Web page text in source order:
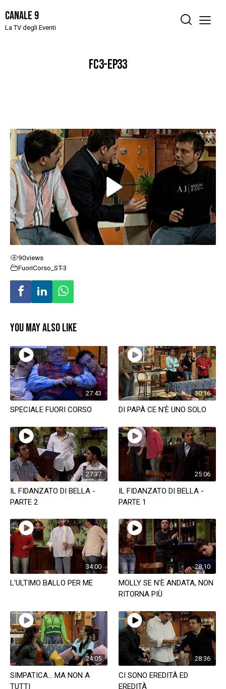
Canale 9
La TV degli Eventi
FC3-EP33
90views
FuoriCorso_ST-3
YOU MAY ALSO LIKE
27:43
SPECIALE FUORI CORSO
30:16
DI PAPÀ CE N'È UNO SOLO
27:37
IL FIDANZATO DI BELLA -
PARTE 2
25:06
IL FIDANZATO DI BELLA -
PARTE 1
34:00
L'ULTIMO BALLO PER ME
28:10
MOLLY SE N'È ANDATA, NON
RITORNA PIÙ
24:05
SIMPATICA... MA NON A
TUTTI
28:36
CI SONO EREDITÀ ED
EREDITÀ